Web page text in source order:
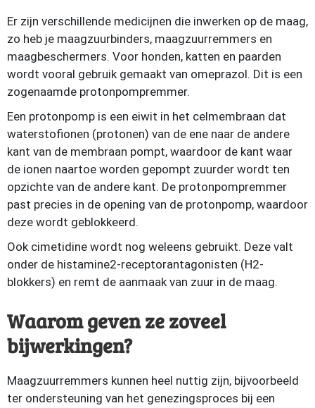
Er zijn verschillende medicijnen die inwerken op de maag,
zo heb je maagzuurbinders, maagzuurremmers en
maagbeschermers. Voor honden, katten en paarden
wordt vooral gebruik gemaakt van omeprazol. Dit is een
zogenaamde protonpompremmer.
Een protonpomp is een eiwit in het celmembraan dat
waterstofionen (protonen) van de ene naar de andere
kant van de membraan pompt, waardoor de kant waar
de ionen naartoe worden gepompt zuurder wordt ten
opzichte van de andere kant. De protonpompremmer
past precies in de opening van de protonpomp, waardoor
deze wordt geblokkeerd.
Ook cimetidine wordt nog weleens gebruikt. Deze valt
onder de histamine2-receptorantagonisten (H2-
blokkers) en remt de aanmaak van zuur in de maag.
Waarom geven ze zoveel
bijwerkingen?
Maagzuurremmers kunnen heel nuttig zijn, bijvoorbeeld
ter ondersteuning van het genezingsproces bij een